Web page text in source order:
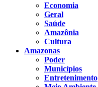
Economia
Geral
Saúde
Amazônia
Cultura
Amazonas
Poder
Municípios
Entretenimento